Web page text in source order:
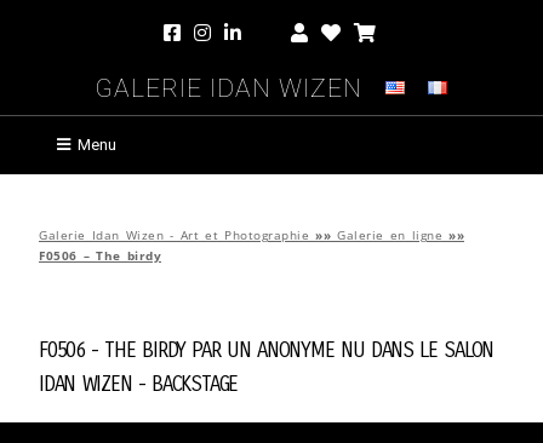
Galerie Idan Wizen
Menu
Galerie Idan Wizen - Art et Photographie »» Galerie en ligne »»
F0506 – The birdy
F0506 - The birdy parUn Anonyme Nu Dans Le Salon
Idan Wizen - Backstage